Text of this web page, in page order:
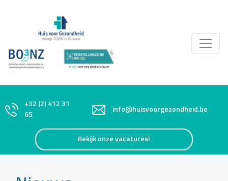
+32 (2) 412 31
65
info@huisvoorgezondheid.be
Bekijk onze vacatures!